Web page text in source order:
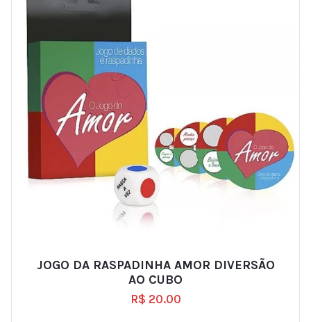
JOGO DA RASPADINHA AMOR DIVERSÃO
AO CUBO
R$ 20.00